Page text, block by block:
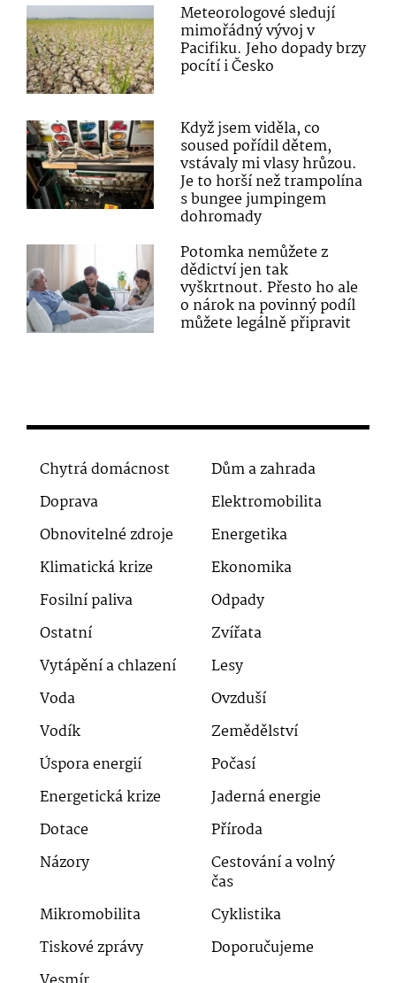
Meteorologové sledují
mimořádný vývoj v
Pacifiku. Jeho dopady brzy
pocítí i Česko
Když jsem viděla, co
soused pořídil dětem,
vstávaly mi vlasy hrůzou.
Je to horší než trampolína
s bungee jumpingem
dohromady
Potomka nemůžete z
dědictví jen tak
vyškrtnout. Přesto ho ale
o nárok na povinný podíl
můžete legálně připravit
Chytrá domácnost
Dům a zahrada
Doprava
Elektromobilita
Obnovitelné zdroje
Energetika
Klimatická krize
Ekonomika
Fosilní paliva
Odpady
Ostatní
Zvířata
Vytápění a chlazení
Lesy
Voda
Ovzduší
Vodík
Zemědělství
Úspora energií
Počasí
Energetická krize
Jaderná energie
Dotace
Příroda
Názory
Cestování a volný
čas
Mikromobilita
Cyklistika
Tiskové zprávy
Doporučujeme